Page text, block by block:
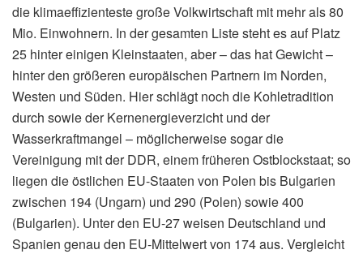
die klimaeffizienteste große Volkwirtschaft mit mehr als 80
Mio. Einwohnern. In der gesamten Liste steht es auf Platz
25 hinter einigen Kleinstaaten, aber – das hat Gewicht –
hinter den größeren europäischen Partnern im Norden,
Westen und Süden. Hier schlägt noch die Kohletradition
durch sowie der Kernenergieverzicht und der
Wasserkraftmangel – möglicherweise sogar die
Vereinigung mit der DDR, einem früheren Ostblockstaat; so
liegen die östlichen EU-Staaten von Polen bis Bulgarien
zwischen 194 (Ungarn) und 290 (Polen) sowie 400
(Bulgarien). Unter den EU-27 weisen Deutschland und
Spanien genau den EU-Mittelwert von 174 aus. Vergleicht